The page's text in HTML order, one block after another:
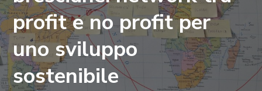
profit e no profit per
uno sviluppo
sostenibile